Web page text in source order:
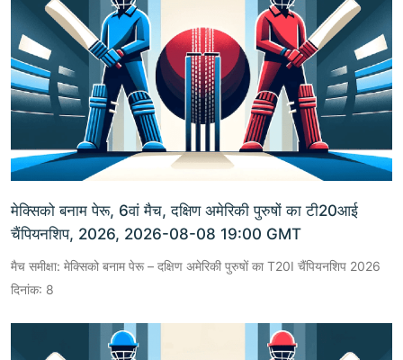
मेक्सिको बनाम पेरू, 6वां मैच, दक्षिण अमेरिकी पुरुषों का टी20आई
चैंपियनशिप, 2026, 2026-08-08 19:00 GMT
मैच समीक्षा: मेक्सिको बनाम पेरू – दक्षिण अमेरिकी पुरुषों का T20I चैंपियनशिप 2026
दिनांक: 8